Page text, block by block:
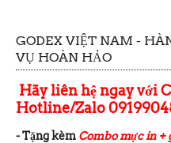
GODEX VIỆT NAM -
VỤ HOÀN HẢO
Hãy liên hệ ngay với
Hotline/Zalo
- Tặng kèm Combo mực in +